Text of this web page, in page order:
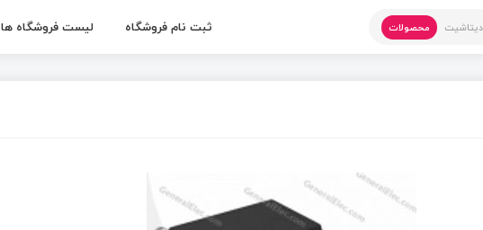
دیتاشیت محصولات ثبت نام فروشگاه لیست فروشگاه ها